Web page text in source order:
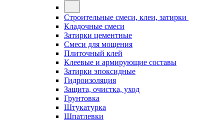
Строительные смеси, клеи, затирки
Кладочные смеси
Затирки цементные
Смеси для мощения
Плиточный клей
Клеевые и армирующие составы
Затирки эпоксидные
Гидроизоляция
Защита, очистка, уход
Грунтовка
Штукатурка
Шпатлевки